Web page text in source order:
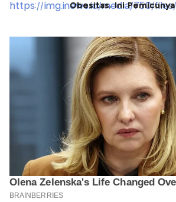
Obesitas, Ini Pemicunya